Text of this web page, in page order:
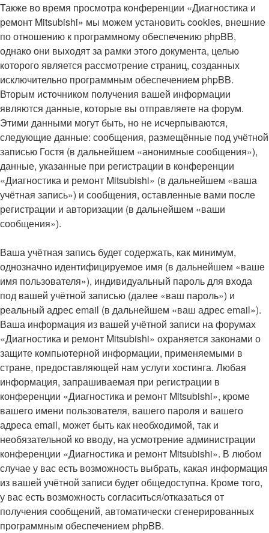
Также во время просмотра конференции «Диагностика и
ремонт Mitsubishi» мы можем установить cookies, внешние
по отношению к программному обеспечению phpBB,
однако они выходят за рамки этого документа, целью
которого является рассмотрение страниц, созданных
исключительно программным обеспечением phpBB.
Вторым источником получения вашей информации
являются данные, которые вы отправляете на форум.
Этими данными могут быть, но не исчерпываются,
следующие данные: сообщения, размещённые под учётной
записью Гостя (в дальнейшем «анонимные сообщения»),
данные, указанные при регистрации в конференции
«Диагностика и ремонт Mitsubishi» (в дальнейшем «ваша
учётная запись») и сообщения, оставленные вами после
регистрации и авторизации (в дальнейшем «ваши
сообщения»).
Ваша учётная запись будет содержать, как минимум,
однозначно идентифицируемое имя (в дальнейшем «ваше
имя пользователя»), индивидуальный пароль для входа
под вашей учётной записью (далее «ваш пароль») и
реальный адрес email (в дальнейшем «ваш адрес email»).
Ваша информация из вашей учётной записи на форумах
«Диагностика и ремонт Mitsubishi» охраняется законами о
защите компьютерной информации, применяемыми в
стране, предоставляющей нам услуги хостинга. Любая
информация, запрашиваемая при регистрации в
конференции «Диагностика и ремонт Mitsubishi», кроме
вашего имени пользователя, вашего пароля и вашего
адреса email, может быть как необходимой, так и
необязательной ко вводу, на усмотрение администрации
конференции «Диагностика и ремонт Mitsubishi». В любом
случае у вас есть возможность выбрать, какая информация
из вашей учётной записи будет общедоступна. Кроме того,
у вас есть возможность согласиться/отказаться от
получения сообщений, автоматически сгенерированных
программным обеспечением phpBB.